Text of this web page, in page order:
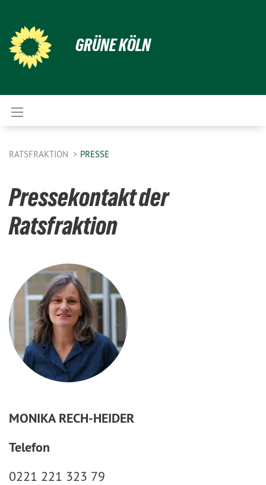
GRÜNE KÖLN
RATSFRAKTION PRESSE
Pressekontakt der
Ratsfraktion
MONIKA RECH-HEIDER
Telefon
0221 221 323 79